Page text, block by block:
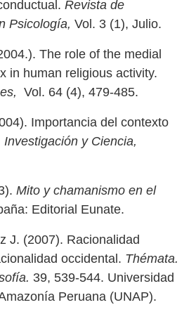
Revista de
Psicología, Vol. 3 (1), Julio.
The role of the medial
in human religious activity.
Vol. 64 (4), 479-485.
Importancia del contexto
Investigación y Ciencia,
Mito y chamanismo en el
Editorial Eunate.
J. (2007). Racionalidad
occidental. Thémata.
39, 539-544. Universidad
Peruana (UNAP).